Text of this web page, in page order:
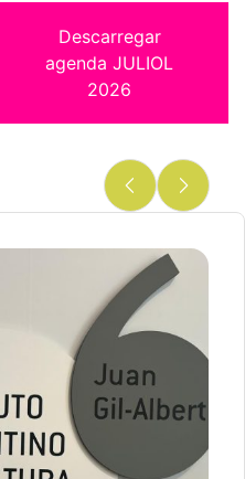
Descarregar
agenda JULIOL
2026